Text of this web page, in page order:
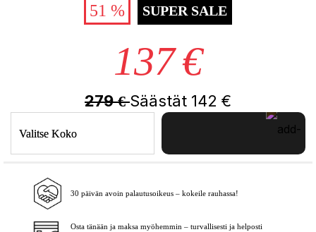
51 % SUPER SALE
137€
279€Säästät 142 €
Valitse Koko
Lisää ostoskoriin
30 päivän avoin palautusoikeus – kokeile rauhassa!
Osta tänään ja maksa myöhemmin – turvallisesti ja helposti